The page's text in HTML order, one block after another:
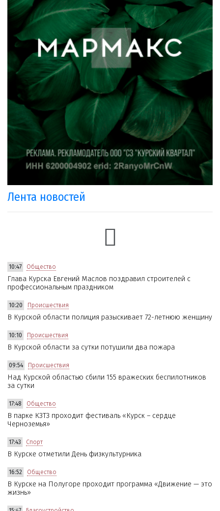
Лента новостей
10:47 Общество
Глава Курска Евгений Маслов поздравил строителей с
профессиональным праздником
10:20 Происшествия
В Курской области полиция разыскивает 72-летнюю женщину
10:10 Происшествия
В Курской области за сутки потушили два пожара
09:54 Происшествия
Над Курской областью сбили 155 вражеских беспилотников
за сутки
17:48 Общество
В парке КЗТЗ проходит фестиваль «Курск – сердце
Черноземья»
17:43 Спорт
В Курске отметили День физкультурника
16:52 Общество
В Курске на Полугоре проходит программа «Движение — это
жизнь»